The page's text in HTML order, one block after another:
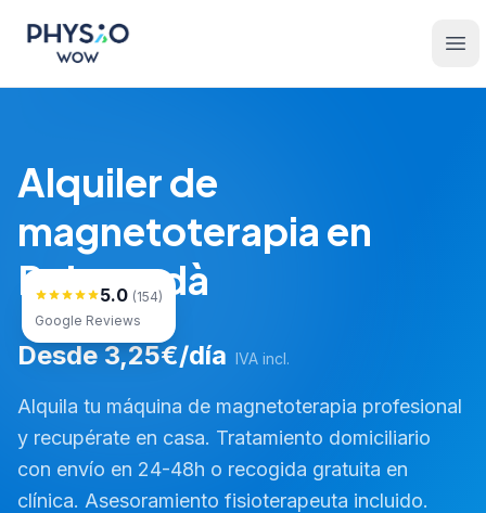
Physio WOW
Alquiler de
magnetoterapia en
Puigcerdà
5.0 (154)
Google Reviews
Desde 3,25€/día IVA incl.
Alquila tu máquina de magnetoterapia profesional
y recupérate en casa. Tratamiento domiciliario
con envío en 24-48h o recogida gratuita en
clínica. Asesoramiento fisioterapeuta incluido.